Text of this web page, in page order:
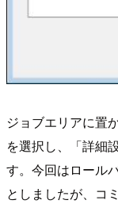
ジョブエリアに置
を選択し、「詳細
す。今回はロール
としましたが、コ